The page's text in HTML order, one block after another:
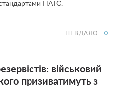
НАТО.
НЕВДАЛО | 0
військовий
призиватимуть з